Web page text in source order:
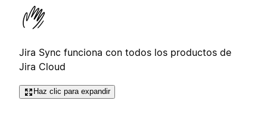
Jira Sync funciona con todos los productos de
Jira Cloud
Haz clic para expandir